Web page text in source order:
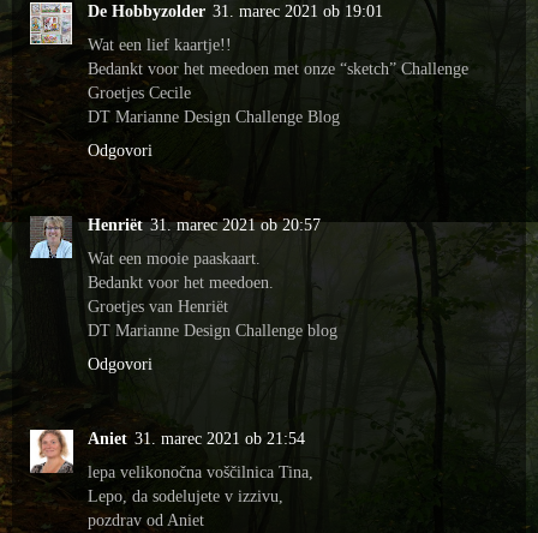
De Hobbyzolder 31. marec 2021 ob 19:01
Wat een lief kaartje!!
Bedankt voor het meedoen met onze “sketch” Challenge
Groetjes Cecile
DT Marianne Design Challenge Blog
Odgovori
Henriët 31. marec 2021 ob 20:57
Wat een mooie paaskaart.
Bedankt voor het meedoen.
Groetjes van Henriët
DT Marianne Design Challenge blog
Odgovori
Aniet 31. marec 2021 ob 21:54
lepa velikonočna voščilnica Tina,
Lepo, da sodelujete v izzivu,
pozdrav od Aniet